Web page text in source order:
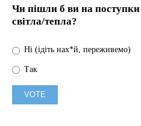
Чи пішли б ви на поступки
світла/тепла?
Ні (ідіть нах*й, переживемо)
Так